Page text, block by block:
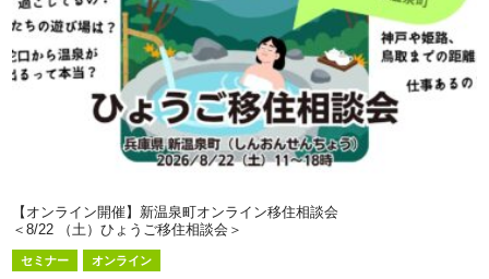
【オンライン開催】新温泉町オンライン移住相談会
＜8/22 （土）ひょうご移住相談会＞
セミナー オンライン